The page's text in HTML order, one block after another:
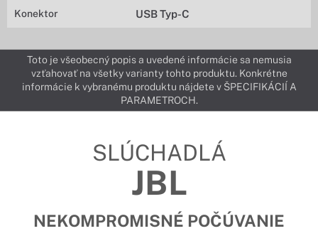
Konektor USB Typ-C
Toto je všeobecný popis a uvedené informácie sa nemusia
vzťahovať na všetky varianty tohto produktu. Konkrétne
informácie k vybranému produktu nájdete v ŠPECIFIKÁCIÍ A
PARAMETROCH.
SLÚCHADLÁ
JBL
NEKOMPROMISNÉ POČÚVANIE